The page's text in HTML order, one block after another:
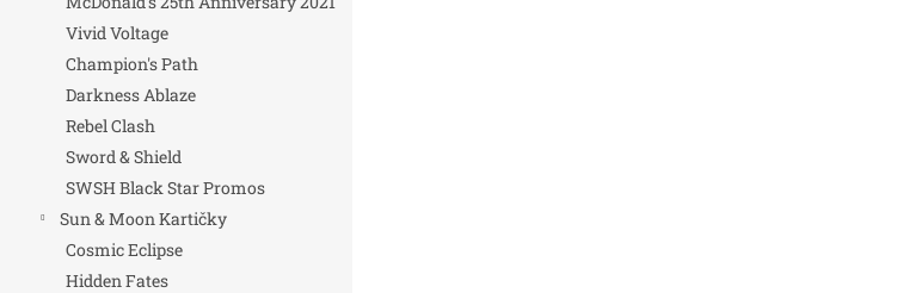
Vivid Voltage
Champion's Path
Darkness Ablaze
Rebel Clash
Sword & Shield
SWSH Black Star Promos
Sun & Moon Kartičky
Cosmic Eclipse
Hidden Fates